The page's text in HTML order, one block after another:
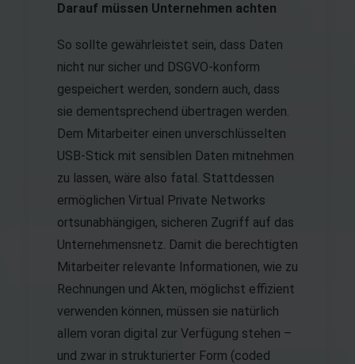
Darauf müssen Unternehmen achten
So sollte gewährleistet sein, dass Daten
nicht nur sicher und DSGVO-konform
gespeichert werden, sondern auch, dass
sie dementsprechend übertragen werden.
Dem Mitarbeiter einen unverschlüsselten
USB-Stick mit sensiblen Daten mitnehmen
zu lassen, wäre also fatal. Stattdessen
ermöglichen Virtual Private Networks
ortsunabhängigen, sicheren Zugriff auf das
Unternehmensnetz. Damit die berechtigten
Mitarbeiter relevante Informationen, wie zu
Rechnungen und Akten, möglichst effizient
verwenden können, müssen sie natürlich
allem voran digital zur Verfügung stehen –
und zwar in strukturierter Form (coded